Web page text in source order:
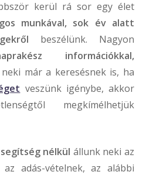
kerül rá sor egy élet
munkával, sok év alatt
beszélünk. Nagyon
információkkal,
már a keresésnek is, ha
veszünk igénybe, akkor
megkímélhetjük
nélkül állunk neki az
adás-vételnek, az alábbi